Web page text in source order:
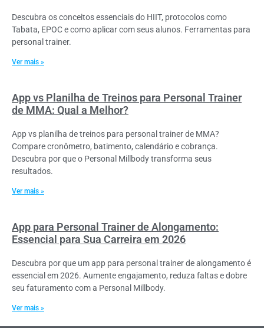
Descubra os conceitos essenciais do HIIT, protocolos como
Tabata, EPOC e como aplicar com seus alunos. Ferramentas para
personal trainer.
Ver mais »
App vs Planilha de Treinos para Personal Trainer
de MMA: Qual a Melhor?
App vs planilha de treinos para personal trainer de MMA?
Compare cronômetro, batimento, calendário e cobrança.
Descubra por que o Personal Millbody transforma seus
resultados.
Ver mais »
App para Personal Trainer de Alongamento:
Essencial para Sua Carreira em 2026
Descubra por que um app para personal trainer de alongamento é
essencial em 2026. Aumente engajamento, reduza faltas e dobre
seu faturamento com a Personal Millbody.
Ver mais »